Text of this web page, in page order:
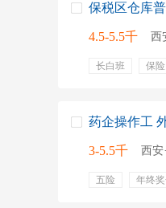
保税区仓库
4.5-5.5千 西
长白班 保险
药企操作工
3-5.5千 西安
五险 年终